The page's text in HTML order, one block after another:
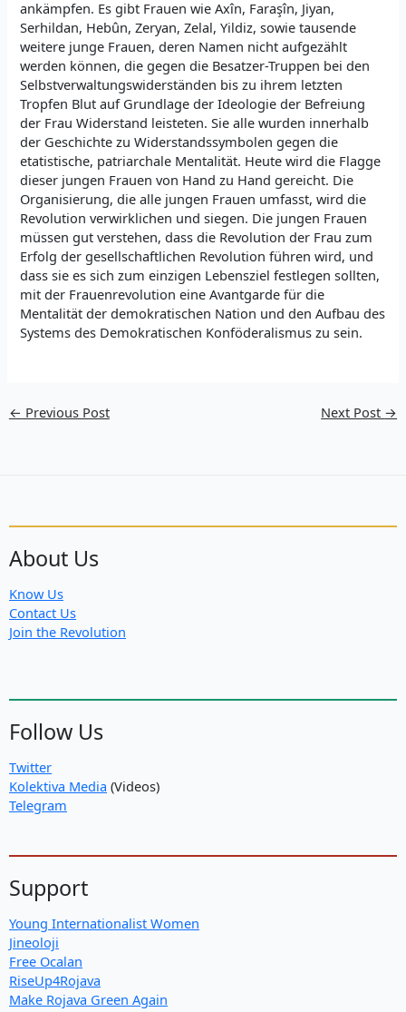
ankämpfen. Es gibt Frauen wie Axîn, Faraşîn, Jiyan,
Serhildan, Hebûn, Zeryan, Zelal, Yildiz, sowie tausende
weitere junge Frauen, deren Namen nicht aufgezählt
werden können, die gegen die Besatzer-Truppen bei den
Selbstverwaltungswiderständen bis zu ihrem letzten
Tropfen Blut auf Grundlage der Ideologie der Befreiung
der Frau Widerstand leisteten. Sie alle wurden innerhalb
der Geschichte zu Widerstandssymbolen gegen die
etatistische, patriarchale Mentalität. Heute wird die Flagge
dieser jungen Frauen von Hand zu Hand gereicht. Die
Organisierung, die alle jungen Frauen umfasst, wird die
Revolution verwirklichen und siegen. Die jungen Frauen
müssen gut verstehen, dass die Revolution der Frau zum
Erfolg der gesellschaftlichen Revolution führen wird, und
dass sie es sich zum einzigen Lebensziel festlegen sollten,
mit der Frauenrevolution eine Avantgarde für die
Mentalität der demokratischen Nation und den Aufbau des
Systems des Demokratischen Konföderalismus zu sein.
← Previous Post Next Post →
About Us
Know Us
Contact Us
Join the Revolution
Follow Us
Twitter
Kolektiva Media (Videos)
Telegram
Support
Young Internationalist Women
Jineoloji
Free Ocalan
RiseUp4Rojava
Make Rojava Green Again